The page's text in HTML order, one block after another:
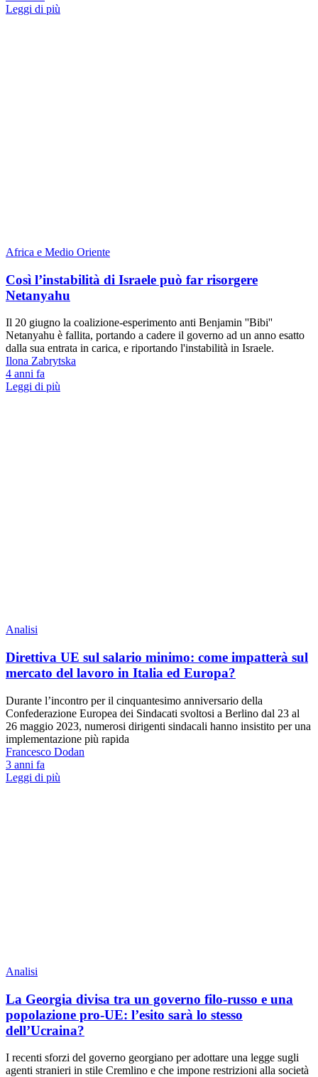
Leggi di più
Africa e Medio Oriente
Così l’instabilità di Israele può far risorgere
Netanyahu
Il 20 giugno la coalizione-esperimento anti Benjamin ''Bibi''
Netanyahu è fallita, portando a cadere il governo ad un anno esatto
dalla sua entrata in carica, e riportando l'instabilità in Israele.
Ilona Zabrytska
4 anni fa
Leggi di più
Analisi
Direttiva UE sul salario minimo: come impatterà sul
mercato del lavoro in Italia ed Europa?
Durante l’incontro per il cinquantesimo anniversario della
Confederazione Europea dei Sindacati svoltosi a Berlino dal 23 al
26 maggio 2023, numerosi dirigenti sindacali hanno insistito per una
implementazione più rapida
Francesco Dodan
3 anni fa
Leggi di più
Analisi
La Georgia divisa tra un governo filo-russo e una
popolazione pro-UE: l’esito sarà lo stesso
dell’Ucraina?
I recenti sforzi del governo georgiano per adottare una legge sugli
agenti stranieri in stile Cremlino e che impone restrizioni alla società